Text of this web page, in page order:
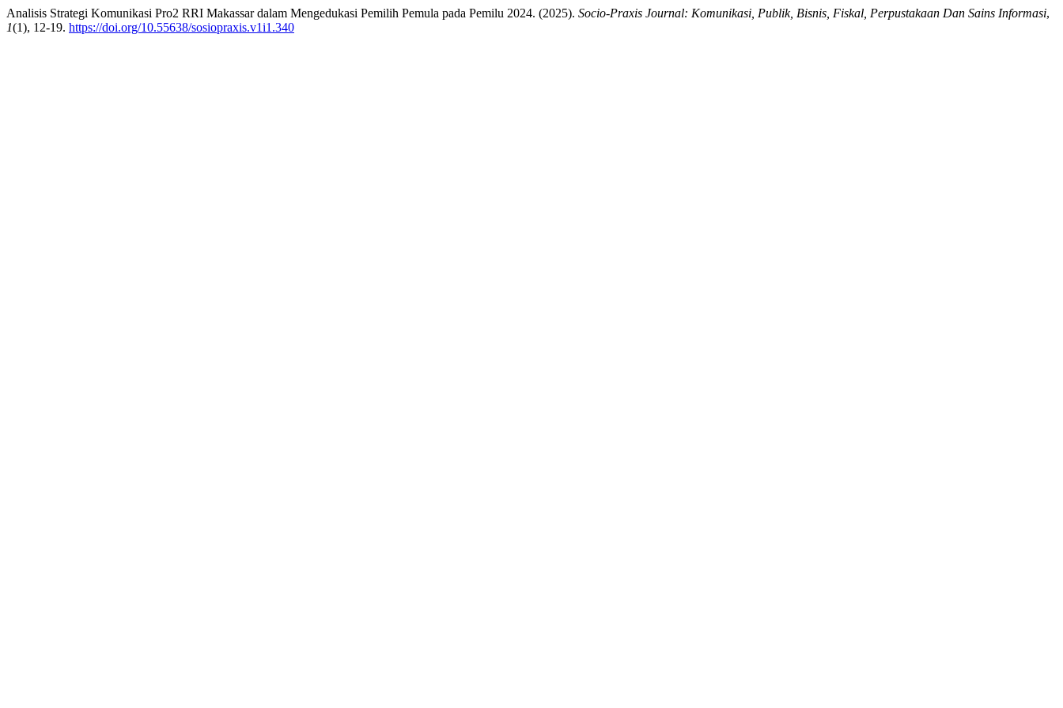
Analisis Strategi Komunikasi Pro2 RRI Makassar dalam Mengedukasi Pemilih Pemula pada Pemilu 2024. (2025). Socio-Praxis Journal: Komunikasi, Publik, Bisnis, Fiskal, Perpustakaan Dan Sains Informasi,
1(1), 12-19. https://doi.org/10.55638/sosiopraxis.v1i1.340